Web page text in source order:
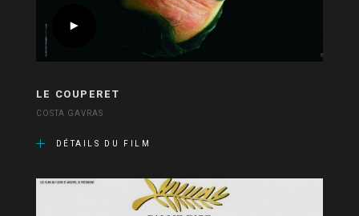
LE COUPERET
COSTA GAVRAS
DÉTAILS DU FILM